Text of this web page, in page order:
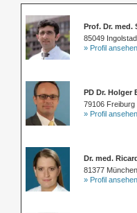
Prof. Dr. med.
85049
» Profil ansehen
PD Dr. Holger
79106 Freiburg
» Profil ansehen
Dr. med.
81377 München
» Profil ansehen